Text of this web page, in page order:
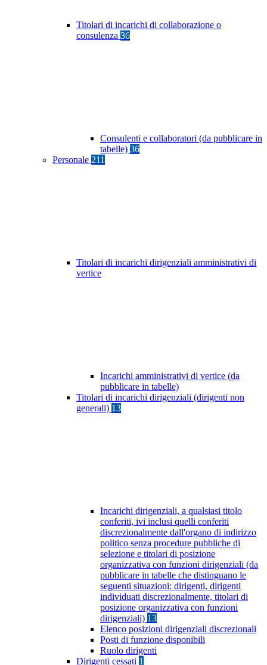
Titolari di incarichi di collaborazione o
consulenza 36
Consulenti e collaboratori (da pubblicare in
tabelle) 36
Personale 211
Titolari di incarichi dirigenziali amministrativi di
vertice
Incarichi amministrativi di vertice (da
pubblicare in tabelle)
Titolari di incarichi dirigenziali (dirigenti non
generali) 13
Incarichi dirigenziali, a qualsiasi titolo
conferiti, ivi inclusi quelli conferiti
discrezionalmente dall'organo di indirizzo
politico senza procedure pubbliche di
selezione e titolari di posizione
organizzativa con funzioni dirigenziali (da
pubblicare in tabelle che distinguano le
seguenti situazioni: dirigenti, dirigenti
individuati discrezionalmente, titolari di
posizione organizzativa con funzioni
dirigenziali) 13
Elenco posizioni dirigenziali discrezionali
Posti di funzione disponibili
Ruolo dirigenti
Dirigenti cessati 1